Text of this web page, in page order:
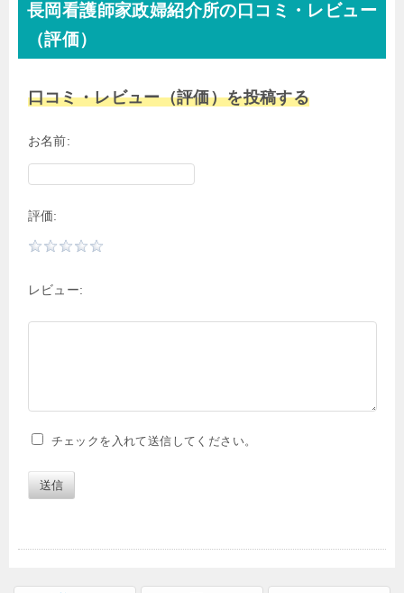
長岡看護師家政婦紹介所の口コミ・レビュー
（評価）
口コミ・レビュー（評価）を投稿する
お名前:
評価:
レビュー:
チェックを入れて送信してください。
送信